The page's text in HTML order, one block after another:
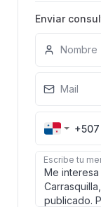
Enviar
Nombre
Mail
+507
Escribe tu